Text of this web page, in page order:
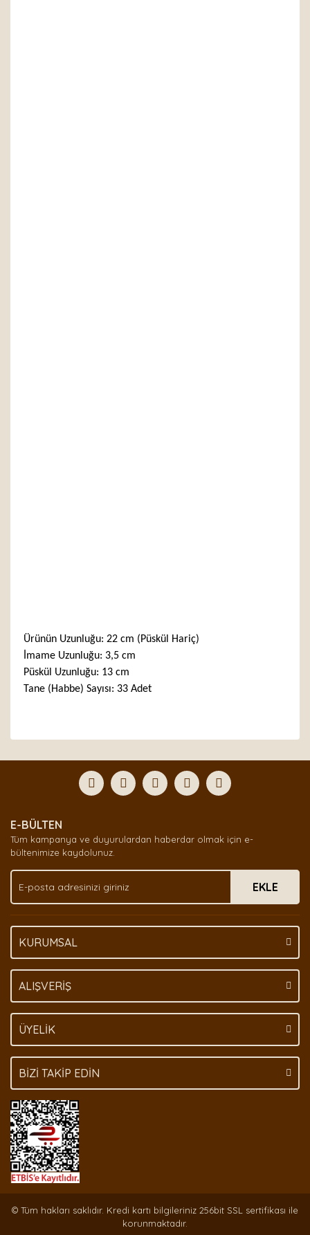
Ürünün Uzunluğu: 22 cm (Püskül Hariç)
İmame Uzunluğu: 3,5 cm
Püskül Uzunluğu: 13 cm
Tane (Habbe) Sayısı: 33 Adet
Yorum Yaz
formunu kullanarak tarafımıza iletebilirsiniz.
Görüş ve önerileriniz için teşekkür ederiz.
Ürün açıklamasında eksik bilgiler bulunuyor.
Ürün bilgilerinde hatalar bulunuyor.
Bu ürüne benzer farklı alternatifler olmalı.
E-BÜLTEN
Tüm kampanya ve duyurulardan haberdar olmak için e-
bültenimize kaydolunuz.
EKLE
KURUMSAL
ALIŞVERİŞ
ÜYELİK
BİZİ TAKİP EDİN
© Tüm hakları saklıdır. Kredi kartı bilgileriniz 256bit SSL sertifikası ile
korunmaktadır.